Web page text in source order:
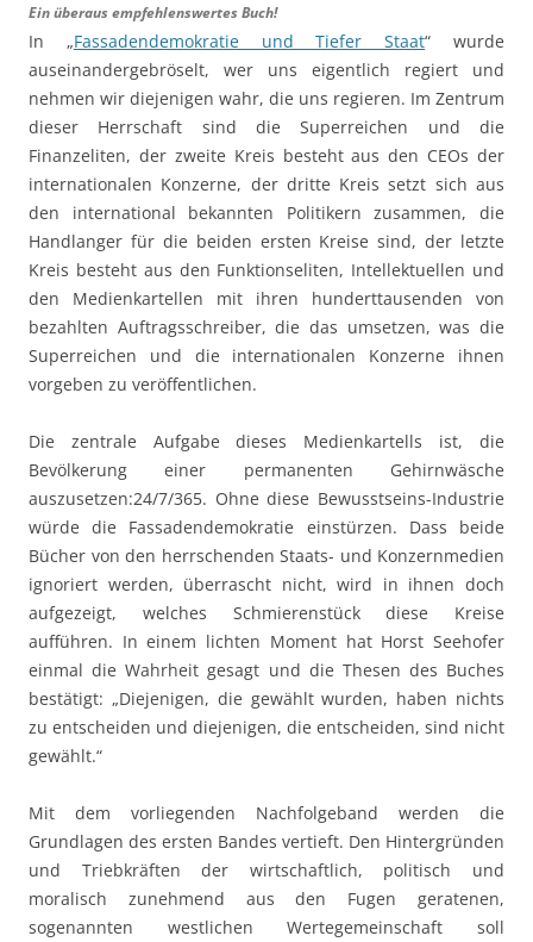
Ein überaus empfehlenswertes Buch!
In „Fassadendemokratie und Tiefer Staat“ wurde
auseinandergebröselt, wer uns eigentlich regiert und
nehmen wir diejenigen wahr, die uns regieren. Im Zentrum
dieser Herrschaft sind die Superreichen und die
Finanzeliten, der zweite Kreis besteht aus den CEOs der
internationalen Konzerne, der dritte Kreis setzt sich aus
den international bekannten Politikern zusammen, die
Handlanger für die beiden ersten Kreise sind, der letzte
Kreis besteht aus den Funktionseliten, Intellektuellen und
den Medienkartellen mit ihren hunderttausenden von
bezahlten Auftragsschreiber, die das umsetzen, was die
Superreichen und die internationalen Konzerne ihnen
vorgeben zu veröffentlichen.
Die zentrale Aufgabe dieses Medienkartells ist, die
Bevölkerung einer permanenten Gehirnwäsche
auszusetzen:24/7/365. Ohne diese Bewusstseins-Industrie
würde die Fassadendemokratie einstürzen. Dass beide
Bücher von den herrschenden Staats- und Konzernmedien
ignoriert werden, überrascht nicht, wird in ihnen doch
aufgezeigt, welches Schmierenstück diese Kreise
aufführen. In einem lichten Moment hat Horst Seehofer
einmal die Wahrheit gesagt und die Thesen des Buches
bestätigt: „Diejenigen, die gewählt wurden, haben nichts
zu entscheiden und diejenigen, die entscheiden, sind nicht
gewählt.“
Mit dem vorliegenden Nachfolgeband werden die
Grundlagen des ersten Bandes vertieft. Den Hintergründen
und Triebkräften der wirtschaftlich, politisch und
moralisch zunehmend aus den Fugen geratenen,
sogenannten westlichen Wertegemeinschaft soll